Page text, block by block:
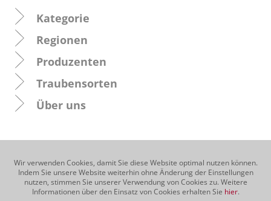
Wir verwenden Cookies, damit Sie diese Website optimal nutzen können.
Indem Sie unsere Website weiterhin ohne Änderung der Einstellungen
nutzen, stimmen Sie unserer Verwendung von Cookies zu. Weitere
Informationen über den Einsatz von Cookies erhalten Sie hier.
Kategorie
Regionen
Produzenten
Traubensorten
Über uns